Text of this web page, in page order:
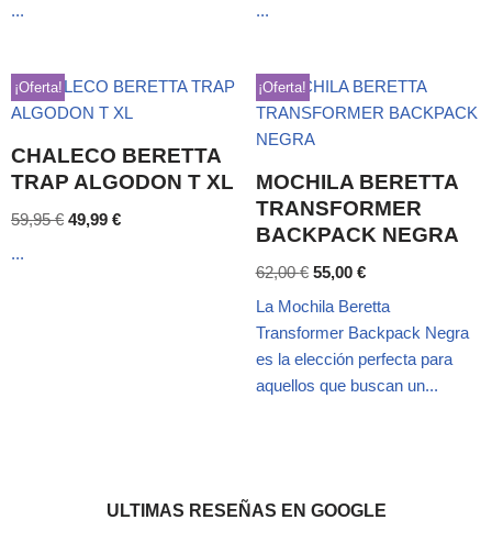
...
...
¡Oferta!
CHALECO BERETTA
TRAP ALGODON T XL
59,95€ 49,99 €
...
¡Oferta!
MOCHILA BERETTA
TRANSFORMER
BACKPACK NEGRA
62,00€ 55,00 €
La Mochila Beretta
Transformer Backpack Negra
es la elección perfecta para
aquellos que buscan un...
ULTIMAS RESEÑAS EN GOOGLE